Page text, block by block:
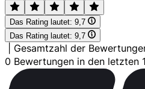
Das Rating lautet: 9,7
Das Rating lautet: 9,7
Gesamtzahl der
0 Bewertungen in den letzten